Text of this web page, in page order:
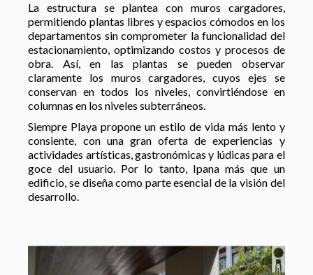
La estructura se plantea con muros cargadores,
permitiendo plantas libres y espacios cómodos en los
departamentos sin comprometer la funcionalidad del
estacionamiento, optimizando costos y procesos de
obra. Así, en las plantas se pueden observar
claramente los muros cargadores, cuyos ejes se
conservan en todos los niveles, convirtiéndose en
columnas en los niveles subterráneos.
Siempre Playa propone un estilo de vida más lento y
consiente, con una gran oferta de experiencias y
actividades artísticas, gastronómicas y lúdicas para el
goce del usuario. Por lo tanto, Ipana más que un
edificio, se diseña como parte esencial de la visión del
desarrollo.